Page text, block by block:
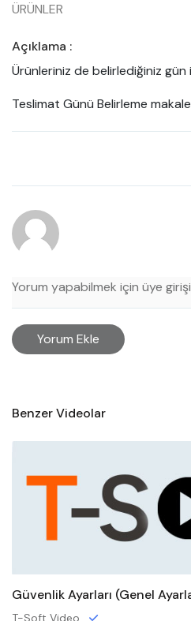
ÜRÜNLER
Açıklama :
Ürünleriniz de belirlediğiniz
Teslimat Günü Belirleme
Yorum Ekle
Benzer Videolar
Güvenlik Ayarları (Genel
T-Soft Video